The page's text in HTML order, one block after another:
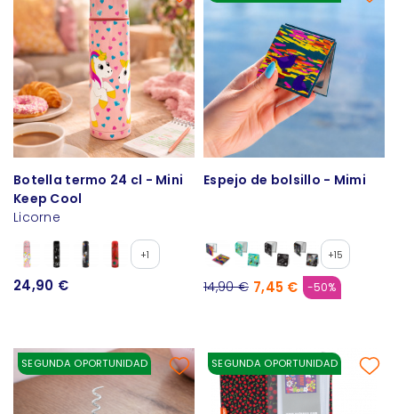
Botella termo 24 cl - Mini
Keep Cool
Licorne
+1
24,90 €
Espejo de bolsillo - Mimi
+15
14,90 € 7,45 € -50%
SEGUNDA OPORTUNIDAD SEGUNDA OPORTUNIDAD